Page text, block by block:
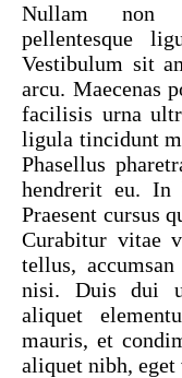
Nullam non
pellentesque
Vestibulum sit
arcu. Maecenas
facilisis urna
ligula tincidunt
Phasellus
hendrerit eu. In
Praesent cursus
Curabitur vitae
tellus,
nisi. Duis dui
aliquet
mauris, et
aliquet nibh,